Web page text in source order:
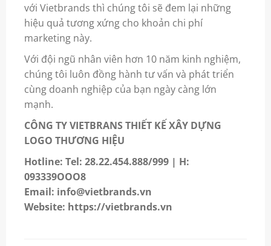
với Vietbrands thì chúng tôi sẽ đem lại những
hiệu quả tương xứng cho khoản chi phí
marketing này.
Với đội ngũ nhân viên hơn 10 năm kinh nghiệm,
chúng tôi luôn đồng hành tư vấn và phát triển
cùng doanh nghiệp của bạn ngày càng lớn
mạnh.
CÔNG TY VIETBRANS THIẾT KẾ XÂY DỰNG
LOGO THƯƠNG HIỆU
Hotline: Tel: 28.22.454.888/999 | H:
093339OOO8
Email: info@vietbrands.vn
Website: https://vietbrands.vn